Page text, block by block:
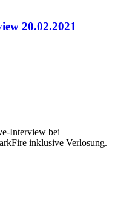
20.02.2021
Interview bei
inklusive Verlosung.